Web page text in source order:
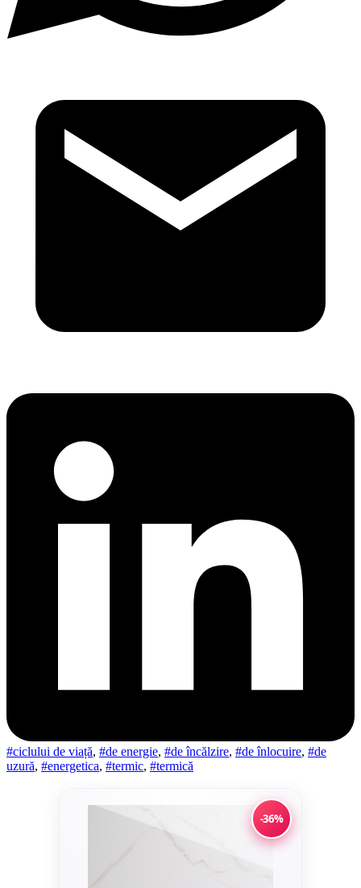
#ciclului de viață, #de energie, #de încălzire, #de înlocuire, #de
uzură, #energetica, #termic, #termică
-36%